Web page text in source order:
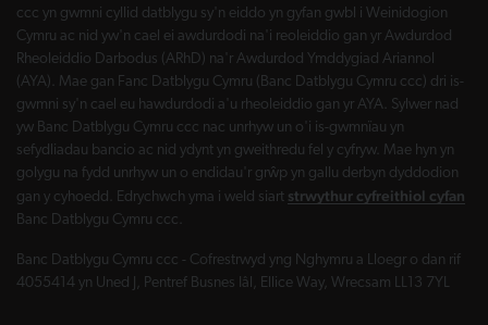
ccc yn gwmni cyllid datblygu sy'n eiddo yn gyfan gwbl i Weinidogion
Cymru ac nid yw'n cael ei awdurdodi na'i reoleiddio gan yr Awdurdod
Rheoleiddio Darbodus (ARhD) na'r Awdurdod Ymddygiad Ariannol
(AYA). Mae gan Fanc Datblygu Cymru (Banc Datblygu Cymru ccc) dri is-
gwmni sy'n cael eu hawdurdodi a'u rheoleiddio gan yr AYA. Sylwer nad
yw Banc Datblygu Cymru ccc nac unrhyw un o'i is-gwmnïau yn
sefydliadau bancio ac nid ydynt yn gweithredu fel y cyfryw. Mae hyn yn
golygu na fydd unrhyw un o endidau'r grŵp yn gallu derbyn dyddodion
gan y cyhoedd. Edrychwch yma i weld siart strwythur cyfreithiol cyfan
Banc Datblygu Cymru ccc.
Banc Datblygu Cymru ccc - Cofrestrwyd yng Nghymru a Lloegr o dan rif
4055414 yn Uned J, Pentref Busnes Iâl, Ellice Way, Wrecsam LL13 7YL